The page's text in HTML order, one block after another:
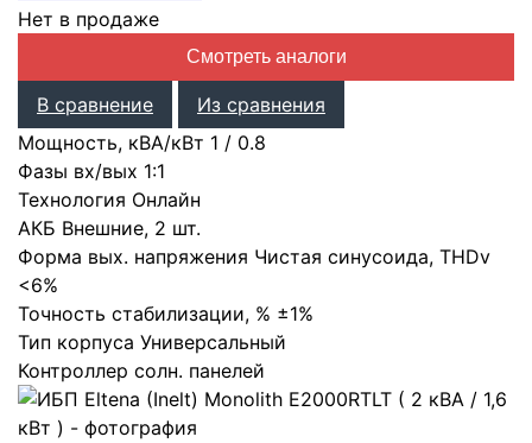
Нет в продаже
Смотреть аналоги
В сравнение
Из сравнения
Мощность, кВА/кВт 1 / 0.8
Фазы вх/вых 1:1
Технология Онлайн
АКБ Внешние, 2 шт.
Форма вых. напряжения Чистая синусоида, THDv
<6%
Точность стабилизации, % ±1%
Тип корпуса Универсальный
Контроллер солн. панелей